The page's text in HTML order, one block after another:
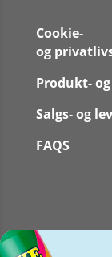
Cookie-
og
Produkt-
Salgs- og
FAQS